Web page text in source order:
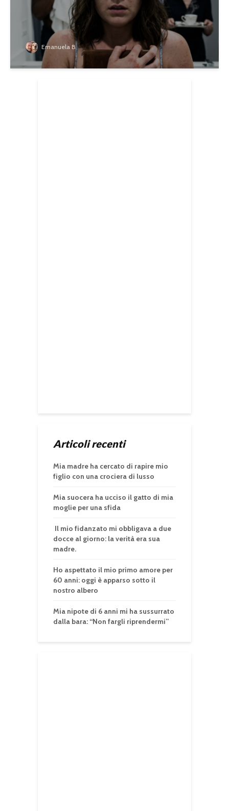
Emanuela B.
Articoli recenti
Mia madre ha cercato di rapire mio
figlio con una crociera di lusso
Mia suocera ha ucciso il gatto di mia
moglie per una sfida
Il mio fidanzato mi obbligava a due
docce al giorno: la verità era sua
madre.
Ho aspettato il mio primo amore per
60 anni: oggi è apparso sotto il
nostro albero
Mia nipote di 6 anni mi ha sussurrato
dalla bara: “Non fargli riprendermi”